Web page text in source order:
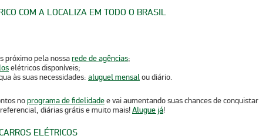
COM A LOCALIZA EM TODO O BRASIL
próximo pela nossarede de agências;
elétricos disponíveis;
às suas necessidades: aluguel mensalou diário.
noprograma de fidelidadee vai aumentando suas chances de conquistar
diárias grátis e muito mais!Alugue já!
ELÉTRICOS